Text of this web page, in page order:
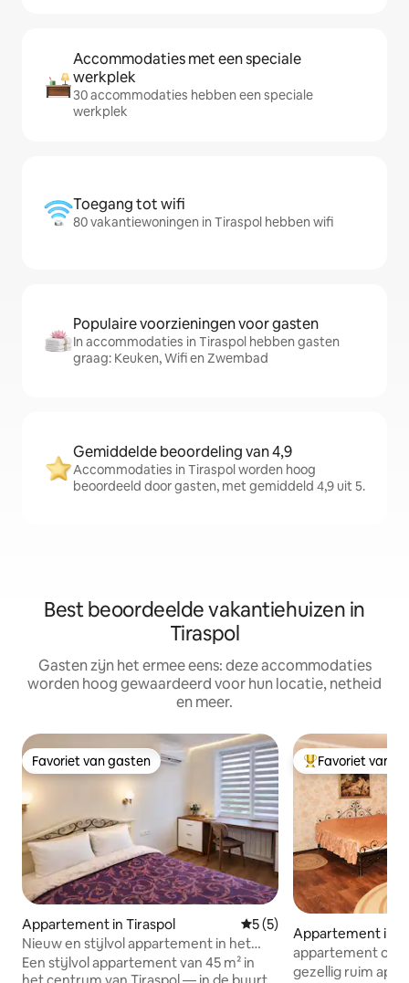
Accommodaties met een speciale
werkplek
30 accommodaties hebben een speciale
werkplek
Toegang tot wifi
80 vakantiewoningen in Tiraspol hebben wifi
Populaire voorzieningen voor gasten
In accommodaties in Tiraspol hebben gasten
graag: Keuken, Wifi en Zwembad
Gemiddelde beoordeling van 4,9
Accommodaties in Tiraspol worden hoog
beoordeeld door gasten, met gemiddeld 4,9 uit 5.
Best beoordeelde vakantiehuizen in
Tiraspol
Gasten zijn het ermee eens: deze accommodaties
worden hoog gewaardeerd voor hun locatie, netheid
en meer.
Favoriet van gasten
Favoriet van gasten
Appartement in Tiraspol Gemiddelde beoordeling
5 (5)
Nieuw en stijlvol appartement in het
centrum van Tiraspol
Een stijlvol appartement van 45 m² in
Topfavoriet van
Favoriet van
Appartement in
appartement op
gezellig ruim